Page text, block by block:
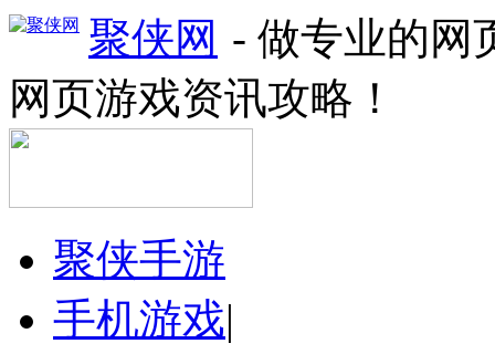
聚侠网 - 做专业的网
网页游戏资讯攻略！
聚侠手游
手机游戏|